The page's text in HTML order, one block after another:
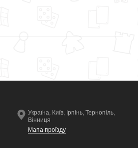
Україна, Київ, Ірпінь, Тернопіль,
Вінниця
Мапа проїзду